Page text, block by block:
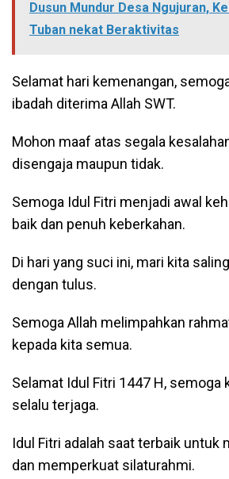
Dusun Mundur Desa Ngujuran,
Tuban nekat Beraktivitas
Selamat hari kemenangan,
ibadah diterima Allah SWT.
Mohon maaf atas segala
disengaja maupun tidak.
Semoga Idul Fitri menjadi awal
baik dan penuh keberkahan.
Di hari yang suci ini, mari kita
dengan tulus.
Semoga Allah melimpahkan
kepada kita semua.
Selamat Idul Fitri 1447 H, semoga
selalu terjaga.
Idul Fitri adalah saat terbaik untuk
dan memperkuat silaturahmi.